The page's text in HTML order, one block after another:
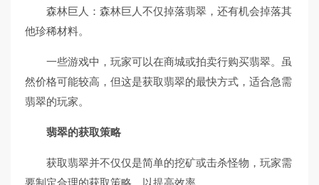
森林巨人：森林巨人不仅掉落翡翠，还有机会掉落其
他珍稀材料。
一些游戏中，玩家可以在商城或拍卖行购买翡翠。虽
然价格可能较高，但这是获取翡翠的最快方式，适合急需
翡翠的玩家。
翡翠的获取策略
获取翡翠并不仅仅是简单的挖矿或击杀怪物，玩家需